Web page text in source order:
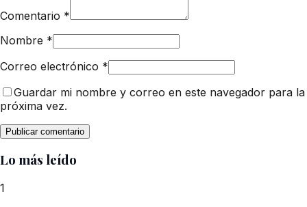
Comentario *
Nombre *
Correo electrónico *
Guardar mi nombre y correo en este navegador para la
próxima vez.
Lo más leído
1